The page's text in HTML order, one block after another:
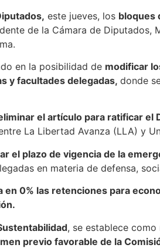
este jueves, los bloques
de la Cámara de Diputados,
en la posibilidad de modificar
y facultades delegadas, donde
el artículo para ratificar el
La Libertad Avanza (LLA) y
el plazo de vigencia de la
en materia de defensa,
en 0% las retenciones para
, se establece
previo favorable de la